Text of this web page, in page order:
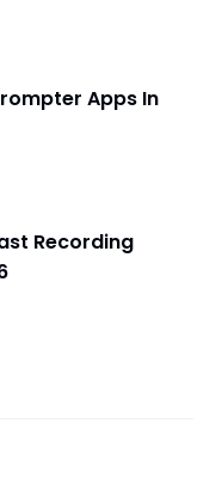
Apps In
Recording